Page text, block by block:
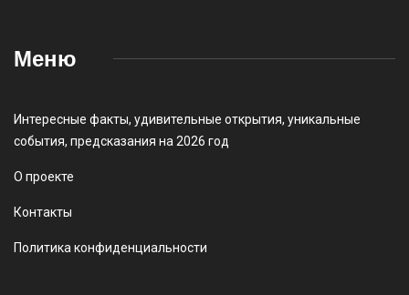
Меню
Интересные факты, удивительные открытия, уникальные
события, предсказания на 2026 год
О проекте
Контакты
Политика конфиденциальности